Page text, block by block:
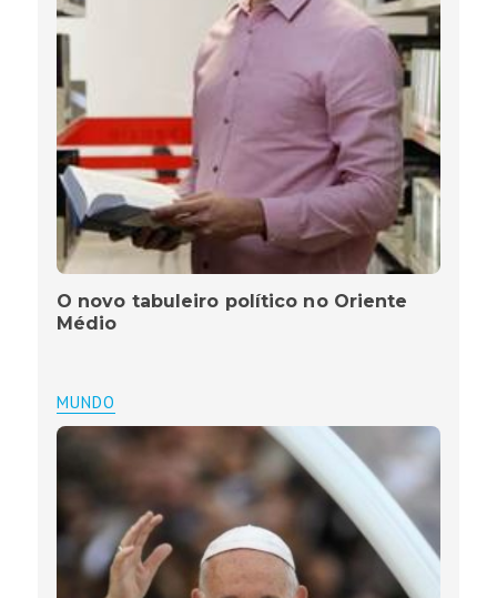
O novo tabuleiro político no Oriente
Médio
MUNDO